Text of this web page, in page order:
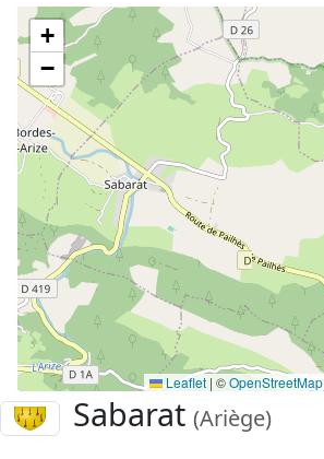
+
−
Leaflet | ©OpenStreetMap
Sabarat(Ariège)